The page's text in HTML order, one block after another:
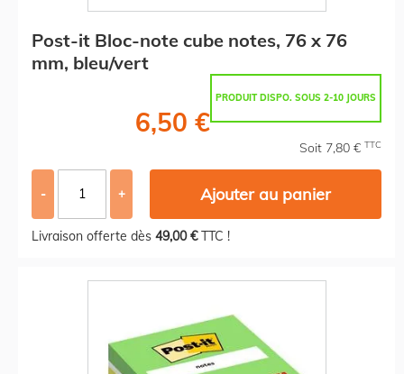
Post-it Bloc-note cube notes, 76 x 76
mm, bleu/vert
PRODUIT DISPO. SOUS 2-10 JOURS
6,50 €
Soit 7,80 € TTC
- + Ajouter au panier
Livraison offerte dès 49,00 €TTC !